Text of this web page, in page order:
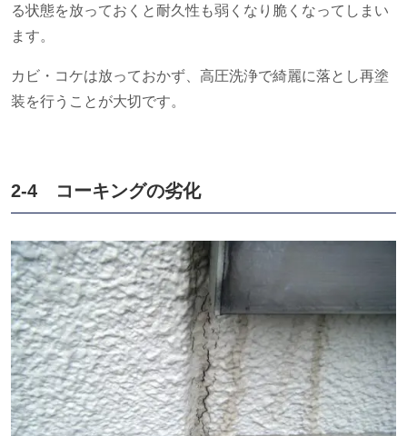
る状態を放っておくと耐久性も弱くなり脆くなってしまい
ます。
カビ・コケは放っておかず、高圧洗浄で綺麗に落とし再塗
装を行うことが大切です。
2-4 コーキングの劣化